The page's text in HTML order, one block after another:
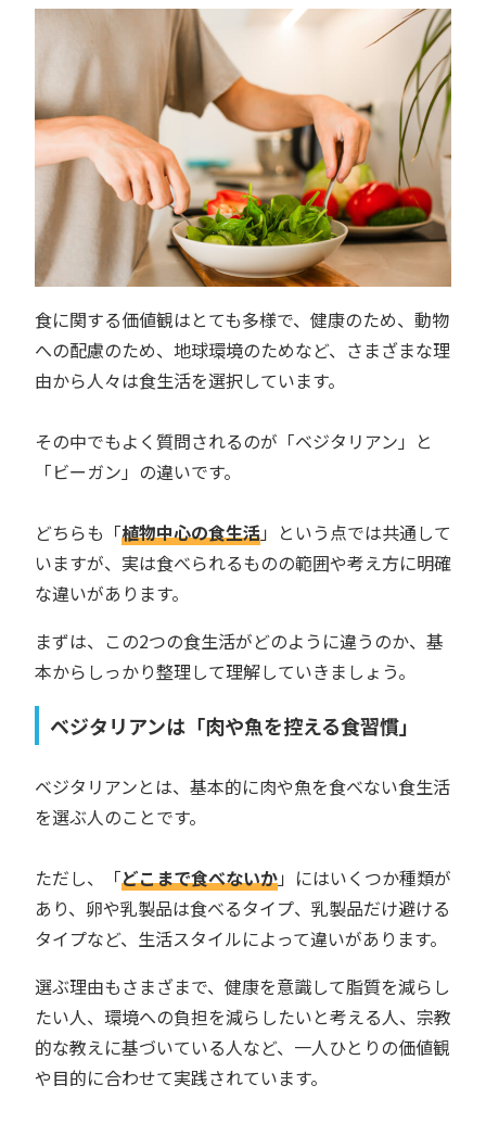
食に関する価値観はとても多様で、健康のため、動物
への配慮のため、地球環境のためなど、さまざまな理
由から人々は食生活を選択しています。
その中でもよく質問されるのが「ベジタリアン」と
「ビーガン」の違いです。
どちらも「植物中心の食生活」という点では共通して
いますが、実は食べられるものの範囲や考え方に明確
な違いがあります。
まずは、この2つの食生活がどのように違うのか、基
本からしっかり整理して理解していきましょう。
ベジタリアンは「肉や魚を控える食習慣」
ベジタリアンとは、基本的に肉や魚を食べない食生活
を選ぶ人のことです。
ただし、「どこまで食べないか」にはいくつか種類が
あり、卵や乳製品は食べるタイプ、乳製品だけ避ける
タイプなど、生活スタイルによって違いがあります。
選ぶ理由もさまざまで、健康を意識して脂質を減らし
たい人、環境への負担を減らしたいと考える人、宗教
的な教えに基づいている人など、一人ひとりの価値観
や目的に合わせて実践されています。